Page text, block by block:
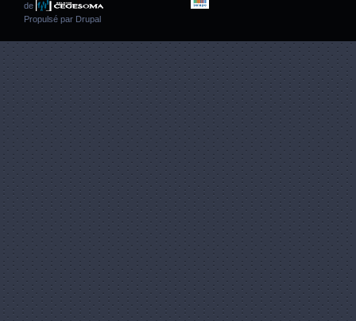
de
Propulsé par Drupal